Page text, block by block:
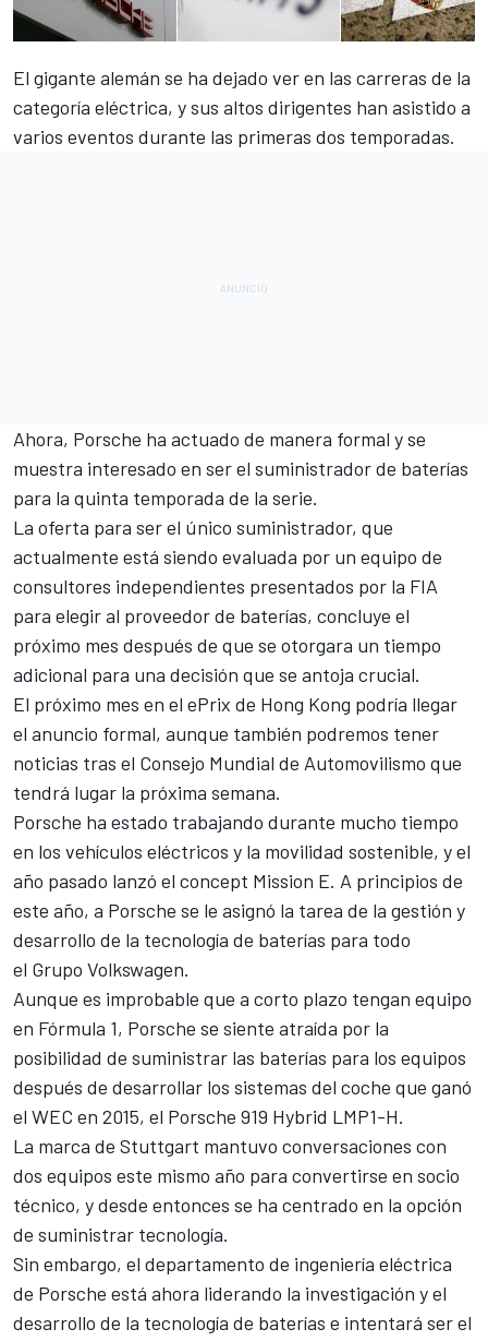
El gigante alemán se ha dejado ver en las carreras de la
categoría eléctrica, y sus altos dirigentes han asistido a
varios eventos durante las primeras dos temporadas.
Ahora, Porsche ha actuado de manera formal y se
muestra interesado en ser el suministrador de baterías
para la quinta temporada de la serie.
La oferta para ser el único suministrador, que
actualmente está siendo evaluada por un equipo de
consultores independientes presentados por la FIA
para elegir al proveedor de baterías, concluye el
próximo mes después de que se otorgara un tiempo
adicional para una decisión que se antoja crucial.
El próximo mes en el ePrix de Hong Kong podría llegar
el anuncio formal, aunque también podremos tener
noticias tras el Consejo Mundial de Automovilismo que
tendrá lugar la próxima semana.
Porsche ha estado trabajando durante mucho tiempo
en los vehículos eléctricos y la movilidad sostenible, y el
año pasado lanzó el concept Mission E. A principios de
este año, a Porsche se le asignó la tarea de la gestión y
desarrollo de la tecnología de baterías para todo
el Grupo Volkswagen.
Aunque es improbable que a corto plazo tengan equipo
en Fórmula 1, Porsche se siente atraída por la
posibilidad de suministrar las baterías para los equipos
después de desarrollar los sistemas del coche que ganó
el WEC en 2015, el Porsche 919 Hybrid LMP1-H.
La marca de Stuttgart mantuvo conversaciones con
dos equipos este mismo año para convertirse en socio
técnico, y desde entonces se ha centrado en la opción
de suministrar tecnología.
Sin embargo, el departamento de ingeniería eléctrica
de Porsche está ahora liderando la investigación y el
desarrollo de la tecnología de baterías e intentará ser el